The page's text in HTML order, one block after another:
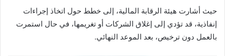
حيث أشارت هيئة الرقابة المالية، إلى خطط حول اتخاذ إجراءات
إنفاذية، قد تؤدي إلى إغلاق الشركات أو تغريمها، في حال استمرت
بالعمل دون ترخيص، بعد الموعد النهائي.